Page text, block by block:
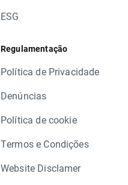
ESG
Regulamentação
Política de Privacidade
Denúncias
Política de cookie
Termos e Condições
Website Disclamer